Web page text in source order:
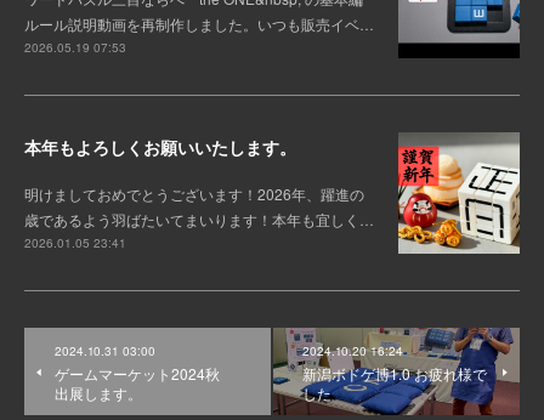
ルール説明動画を再制作しました。いつも販売イベ…
2026.05.19 07:53
本年もよろしくお願いいたします。
明けましておめでとうございます！2026年、躍進の
歳であるよう羽ばたいてまいります！本年も宜しく…
2026.01.05 23:41
2024.10.31 03:00
ゲームマーケット2024秋
出展します。
2024.10.20 16:24
新潟ボドゲ博1.0 お疲れ様で
した